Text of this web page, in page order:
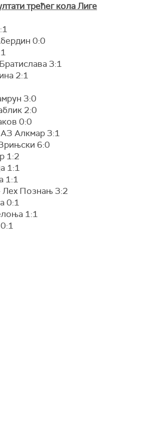
трећег кола Лиге
0:0
3:1
2:1
3:0
2:0
0:0
АЗ Алкмар 3:1
6:0
1:2
1:1
1:1
Лех Познањ 3:2
0:1
1:1